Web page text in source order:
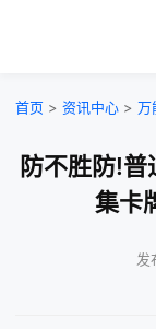
首页 > 资讯中心 > 万
防不胜防!
集卡
发